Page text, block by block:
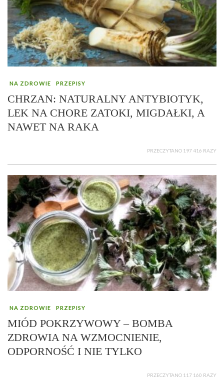
NA ZDROWIE PRZEPISY
CHRZAN: NATURALNY ANTYBIOTYK,
LEK NA CHORE ZATOKI, MIGDAŁKI, A
NAWET NA RAKA
PRZECZYTANO 197 416 RAZY
NA ZDROWIE PRZEPISY
MIÓD POKRZYWOWY – BOMBA
ZDROWIA NA WZMOCNIENIE,
ODPORNOŚĆ I NIE TYLKO
PRZECZYTANO 117 160 RAZY